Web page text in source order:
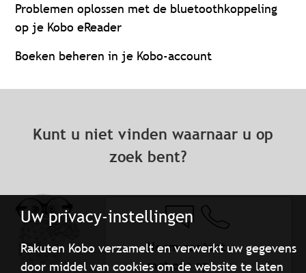
Uw privacy-instellingen
Rakuten Kobo verzamelt en verwerkt uw gegevens
door middel van cookies om de website te laten
Problemen oplossen met de bluetoothkoppeling
op je Kobo eReader
Boeken beheren in je Kobo-account
Kunt u niet vinden waarnaar u op
zoek bent?
Neem contact
met ons op